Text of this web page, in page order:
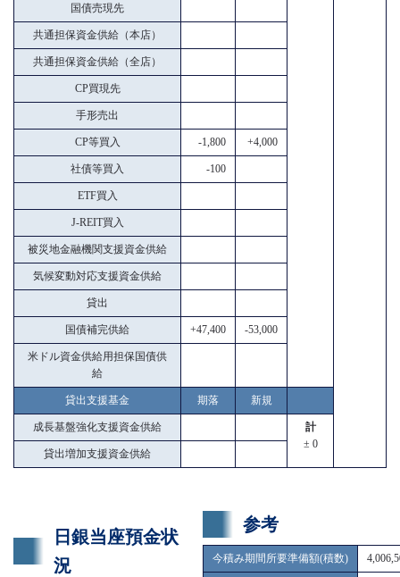
国債売現先
共通担保資金供給（本店）
共通担保資金供給（全店）
CP買現先
手形売出
CP等買入 -1,800 +4,000
社債等買入 -100
ETF買入
J-REIT買入
被災地金融機関支援資金供給
気候変動対応支援資金供給
貸出
国債補完供給 +47,400 -53,000
米ドル資金供給用担保国債供
給
貸出支援基金 期落 新規
成長基盤強化支援資金供給
計
± 0
貸出増加支援資金供給
日銀当座預金状
況
参考
今積み期間所要準備額(積数)